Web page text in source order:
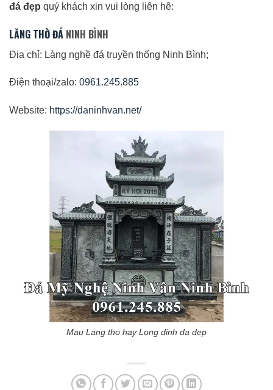
đá đẹp quý khách xin vui lòng liên hê:
LĂNG THỜ ĐÁ NINH BÌNH
Địa chỉ: Làng nghề đá truyền thống Ninh Bình;
Điện thoại/zalo: 0961.245.885
Website: https://daninhvan.net/
Mau Lang tho hay Long dinh da dep